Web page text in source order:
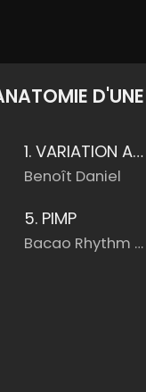
1. VARIATION AUTOUR D'UN PRÉLUDE - Anatomie d'une chute
Benoît Daniel
5. PIMP
Bacao Rhythm & Steel Band